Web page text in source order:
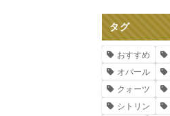
タグ
おすすめ
オパール
クォーツ
シトリン